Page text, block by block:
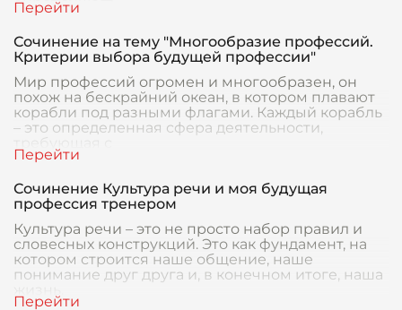
Сочинение на тему "Многообразие профессий.
Критерии выбора будущей профессии"
Мир профессий огромен и многообразен, он
похож на бескрайний океан, в котором плавают
корабли под разными флагами. Каждый корабль
– это определенная сфера деятельности,
требующая с
Сочинение Культура речи и моя будущая
профессия тренером
Культура речи – это не просто набор правил и
словесных конструкций. Это как фундамент, на
котором строится наше общение, наше
понимание друг друга и, в конечном итоге, наша